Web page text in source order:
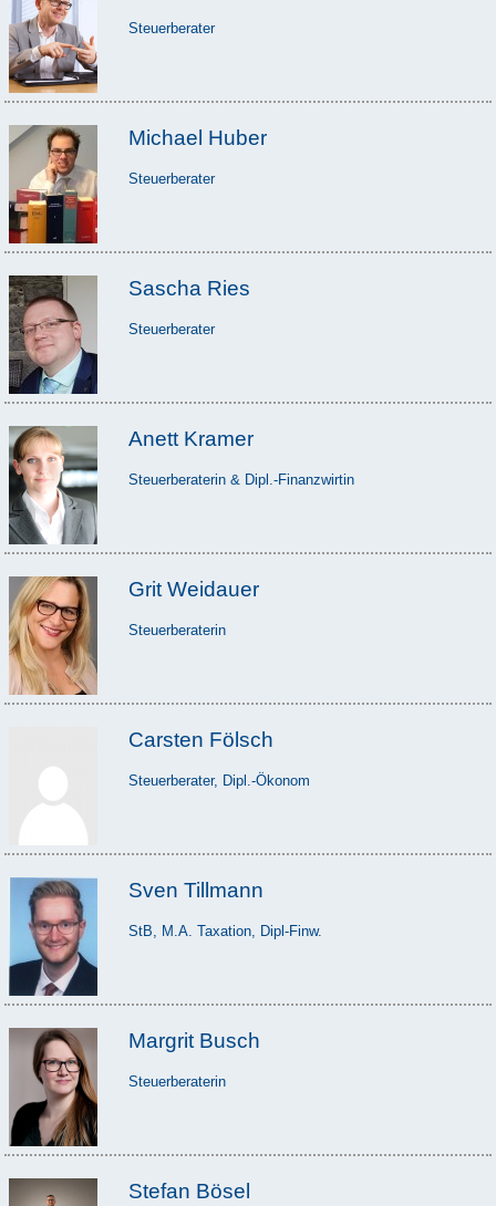
Steuerberater
Michael Huber
Steuerberater
Sascha Ries
Steuerberater
Anett Kramer
Steuerberaterin & Dipl.-Finanzwirtin
Grit Weidauer
Steuerberaterin
Carsten Fölsch
Steuerberater, Dipl.-Ökonom
Sven Tillmann
StB, M.A. Taxation, Dipl-Finw.
Margrit Busch
Steuerberaterin
Stefan Bösel